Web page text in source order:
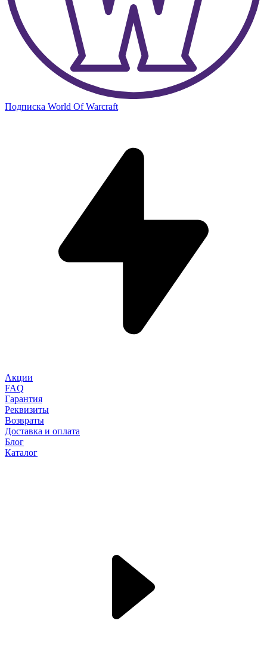
Подписка World Of Warcraft
Акции
FAQ
Гарантия
Реквизиты
Возвраты
Доставка и оплата
Блог
Каталог